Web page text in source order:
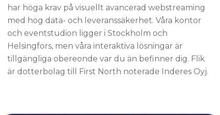
har höga krav på visuellt avancerad webstreaming
med hög data- och leveranssäkerhet. Våra kontor
och eventstudion ligger i Stockholm och
Helsingfors, men våra interaktiva lösningar är
tillgängliga obereonde var du än befinner dig. Flik
är dotterbolag till First North noterade Inderes Oyj.